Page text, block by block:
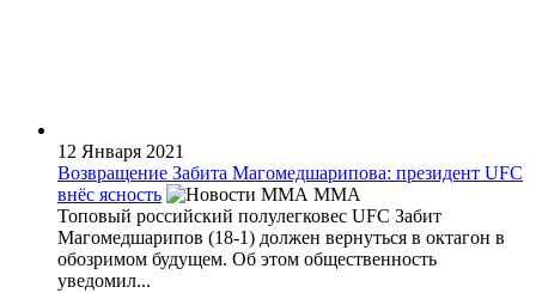
12 Января 2021
Возвращение Забита Магомедшарипова: президент UFC
внёс ясность
MMA
Топовый российский полулегковес UFC Забит
Магомедшарипов (18-1) должен вернуться в октагон в
обозримом будущем. Об этом общественность
уведомил...